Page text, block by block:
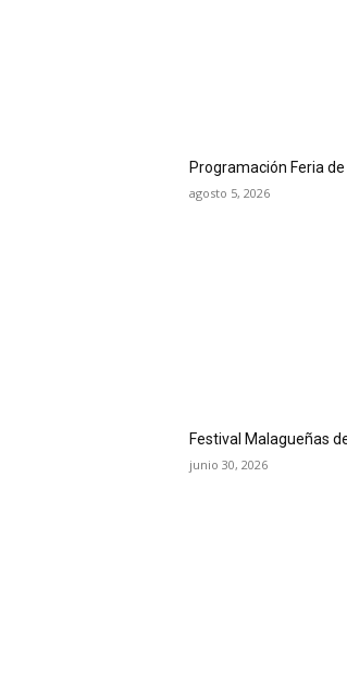
Programación Feria
agosto 5, 2026
Festival Malagueñas
junio 30, 2026